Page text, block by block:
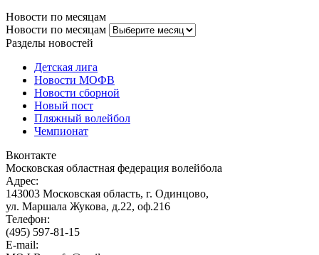
Новости по месяцам
Новости по месяцам
Разделы новостей
Детская лига
Новости МОФВ
Новости сборной
Новый пост
Пляжный волейбол
Чемпионат
Вконтакте
Московская областная федерация волейбола
Адрес:
143003 Московская область, г. Одинцово,
ул. Маршала Жукова, д.22, оф.216
Телефон:
(495) 597-81-15
E-mail: